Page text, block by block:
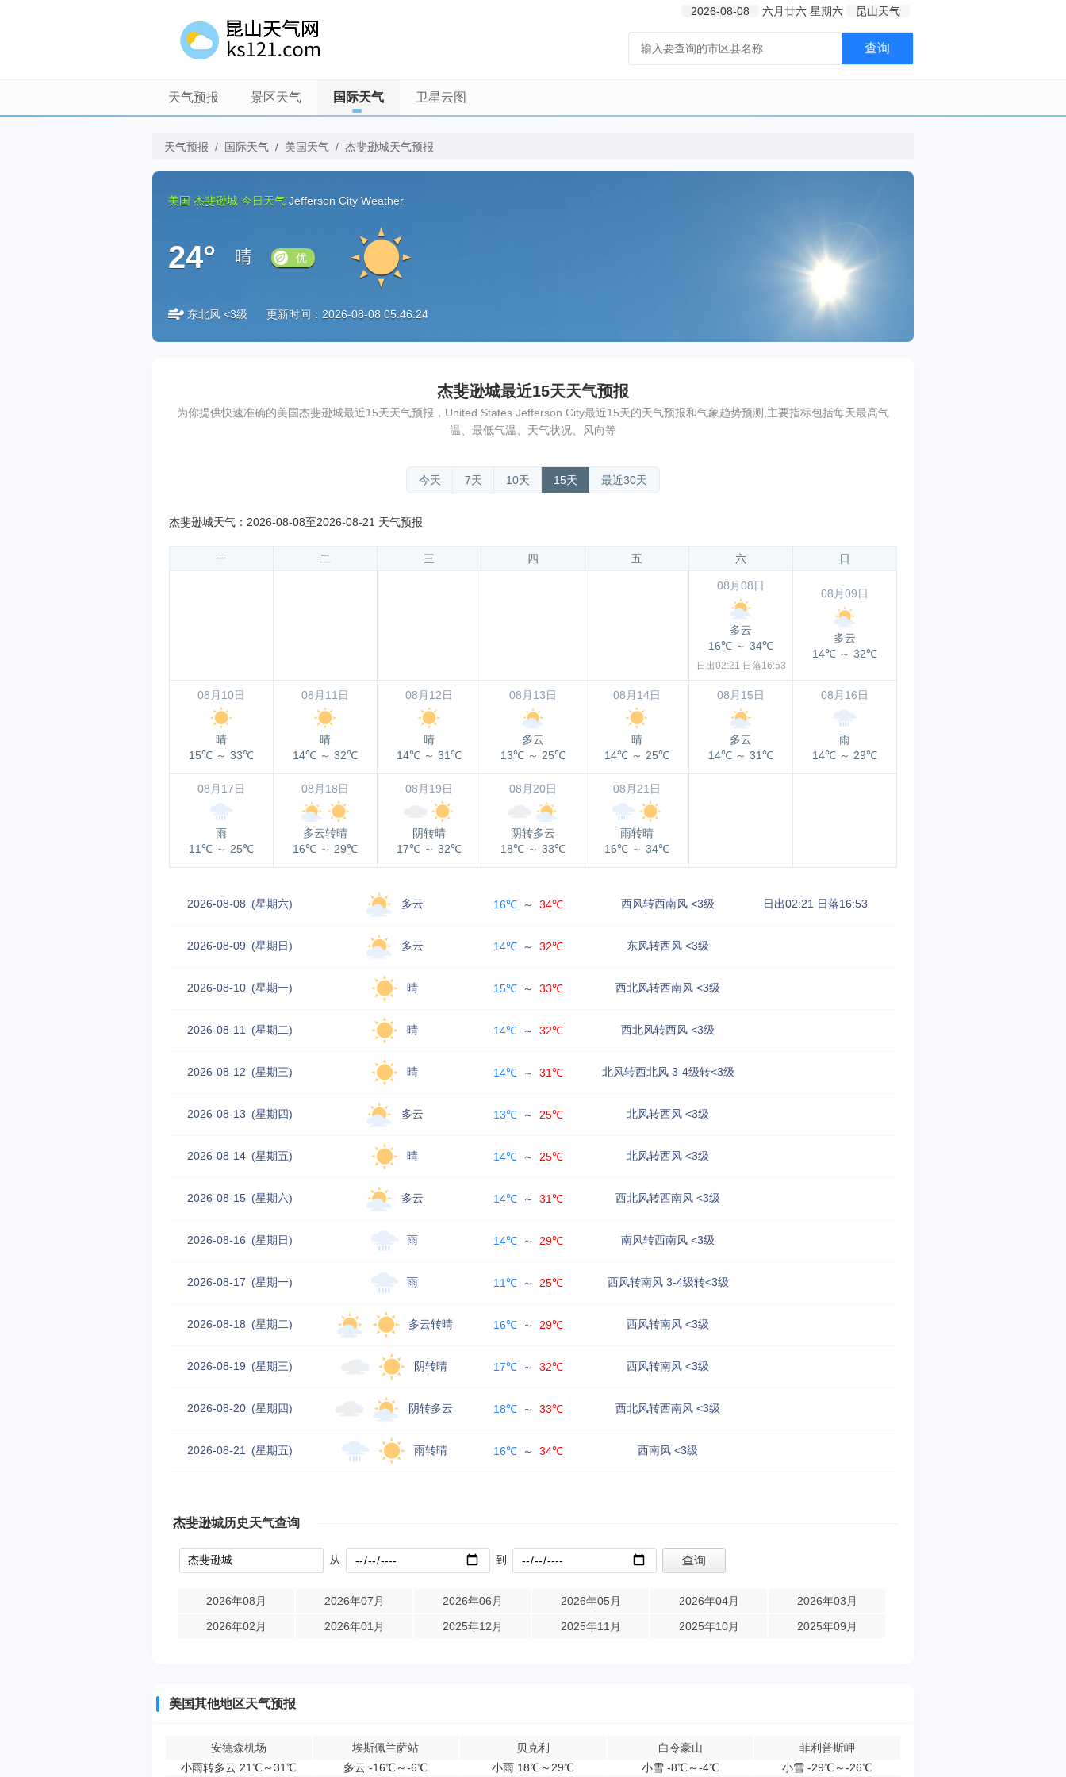
2026-08-08 六月廿六 星期六 昆山天气
查询
天气预报 景区天气 国际天气 卫星云图
天气预报 / 国际天气 / 美国天气 / 杰斐逊城天气预报
美国 杰斐逊城 今日天气 Jefferson City Weather
24° 晴 优
东北风 <3级 更新时间：2026-08-08 05:46:24
杰斐逊城最近15天天气预报
为你提供快速准确的美国杰斐逊城最近15天天气预报，United States Jefferson City最近15天的天气预报和气象趋势预测,主要指标包括每天最高气
温、最低气温、天气状况、风向等
今天 7天 10天 15天 最近30天
杰斐逊城天气：2026-08-08至2026-08-21 天气预报
一 二 三 四 五 六 日
08月08日
多云
16℃ ～ 34℃
日出02:21 日落16:53
08月09日
多云
14℃ ～ 32℃
08月10日
晴
15℃ ～ 33℃
08月11日
晴
14℃ ～ 32℃
08月12日
晴
14℃ ～ 31℃
08月13日
多云
13℃ ～ 25℃
08月14日
晴
14℃ ～ 25℃
08月15日
多云
14℃ ～ 31℃
08月16日
雨
14℃ ～ 29℃
08月17日
雨
11℃ ～ 25℃
08月18日
多云转晴
16℃ ～ 29℃
08月19日
阴转晴
17℃ ～ 32℃
08月20日
阴转多云
18℃ ～ 33℃
08月21日
雨转晴
16℃ ～ 34℃
2026-08-08 (星期六) 多云 16℃ ～ 34℃ 西风转西南风 <3级 日出02:21 日落16:53
2026-08-09 (星期日) 多云 14℃ ～ 32℃ 东风转西风 <3级
2026-08-10 (星期一) 晴 15℃ ～ 33℃ 西北风转西南风 <3级
2026-08-11 (星期二) 晴 14℃ ～ 32℃ 西北风转西风 <3级
2026-08-12 (星期三) 晴 14℃ ～ 31℃ 北风转西北风 3-4级转<3级
2026-08-13 (星期四) 多云 13℃ ～ 25℃ 北风转西风 <3级
2026-08-14 (星期五) 晴 14℃ ～ 25℃ 北风转西风 <3级
2026-08-15 (星期六) 多云 14℃ ～ 31℃ 西北风转西南风 <3级
2026-08-16 (星期日) 雨 14℃ ～ 29℃ 南风转西南风 <3级
2026-08-17 (星期一) 雨 11℃ ～ 25℃ 西风转南风 3-4级转<3级
2026-08-18 (星期二) 多云转晴 16℃ ～ 29℃ 西风转南风 <3级
2026-08-19 (星期三) 阴转晴 17℃ ～ 32℃ 西风转南风 <3级
2026-08-20 (星期四) 阴转多云 18℃ ～ 33℃ 西北风转西南风 <3级
2026-08-21 (星期五) 雨转晴 16℃ ～ 34℃ 西南风 <3级
杰斐逊城历史天气查询
从 到
2026年08月 2026年07月 2026年06月 2026年05月 2026年04月
2026年03月
2026年02月
2026年01月 2025年12月 2025年11月 2025年10月 2025年09月
美国其他地区天气预报
安德森机场
小雨转多云 21℃～31℃
埃斯佩兰萨站
多云 -16℃～-6℃
贝克利
小雨 18℃～29℃
白令豪山
小雪 -8℃～-4℃
菲利普斯岬
小雪 -29℃～-26℃